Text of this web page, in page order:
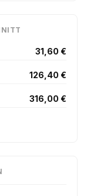
31,60 €
126,40 €
316,00 €